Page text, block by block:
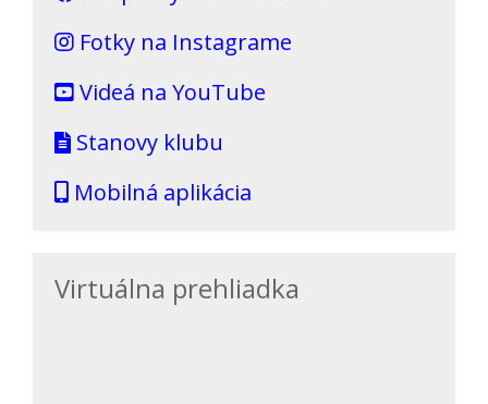
Fotky na Instagrame
Videá na YouTube
Stanovy klubu
Mobilná aplikácia
Virtuálna prehliadka